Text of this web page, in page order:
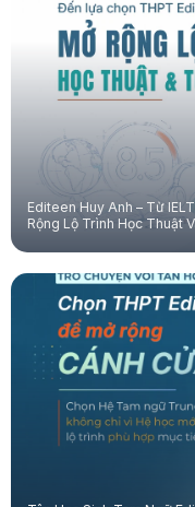
Editeen Huy Anh – Từ
Rộng Lộ Trình Học Thuật